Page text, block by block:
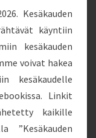
Kesäkauden
käyntiin
kesäkauden
voivat hakea
kesäkaudelle
Linkit
kaikille
”Kesäkauden